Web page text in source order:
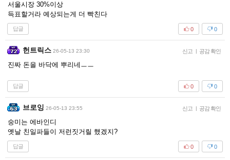
서울시장 30%이상
득표할거라 예상되는게 더 빡친다
답글 0
0
헌트릭스 26-05-13 23:30 신고 | 공감 확인
진짜 돈을 바닥에 뿌리네ㅡㅡ
답글 0
0
브로잉 26-05-13 23:55 신고 | 공감 확인
숭미는 에바인디
옛날 친일파들이 저런짓거릴 했겠지?
답글 0
0